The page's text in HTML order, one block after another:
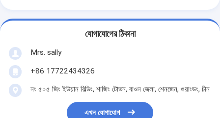
যোগাযোগের ঠিকানা
Mrs. sally
+86 17722434326
নং ৫০৫ জিং ইউয়ান বিল্ডিং, শাজিং টোভন, বাওন জেলা, শেনজেন, গুয়াংডং, চীন
এখন যোগাযোগ